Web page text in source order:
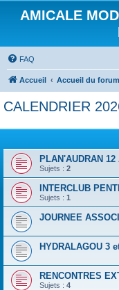
AMICALE
FAQ
Accueil Accueil du forum
CALENDRIER
PLAN'AUDRAN 12
Sujets : 2
INTERCLUB
Sujets : 1
JOURNEE
HYDRALAGOU 3
RENCONTRES
Sujets : 4